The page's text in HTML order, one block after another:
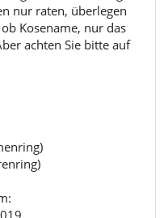
nur raten, überlegen
Kosename, nur das
achten Sie bitte auf